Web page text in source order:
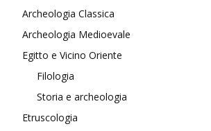
Archeologia Classica
Archeologia Medioevale
Egitto e Vicino Oriente
Filologia
Storia e archeologia
Etruscologia